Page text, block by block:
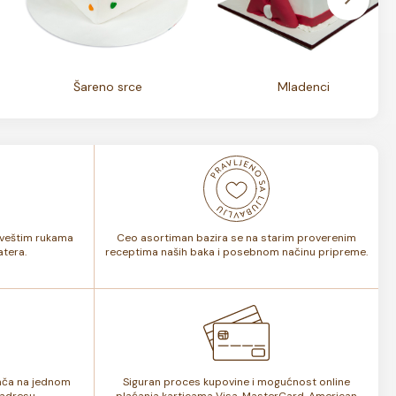
Šareno srce Mladenci
rukama
Ceo asortiman bazira se na starim proverenim
receptima naših baka i posebnom načinu pripreme.
na jednom
Siguran proces kupovine i mogućnost online